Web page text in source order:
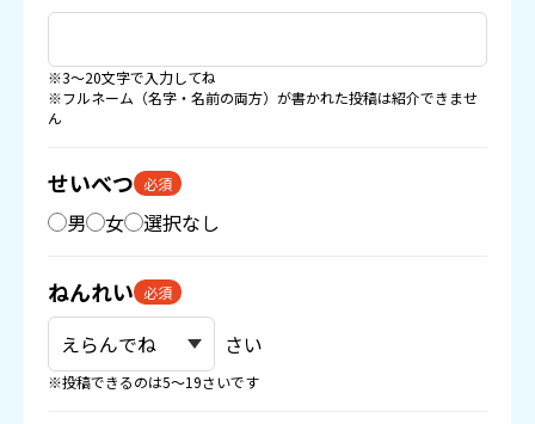
※3〜20文字で入力してね
※フルネーム（名字・名前の両方）が書かれた投稿は紹介できませ
ん
せいべつ 必須
男 女 選択なし
ねんれい 必須
さい
※投稿できるのは5〜19さいです